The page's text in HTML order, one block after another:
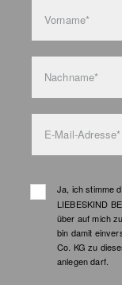
Vorname*
Nachname*
E-Mail-Adresse*
Ja, ich stimme
LIEBESKIND
über auf mich
bin damit
Co. KG zu
anlegen darf.